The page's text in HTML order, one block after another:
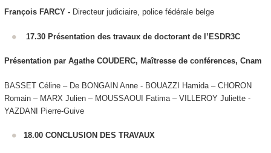
François FARCY - Directeur judiciaire, police fédérale belge
17.30 Présentation des travaux de doctorant de l’ESDR3C
Présentation par Agathe COUDERC, Maîtresse de conférences, Cnam
BASSET Céline – De BONGAIN Anne - BOUAZZI Hamida – CHORON
Romain – MARX Julien – MOUSSAOUI Fatima – VILLEROY Juliette -
YAZDANI Pierre-Guive
18.00 CONCLUSION DES TRAVAUX